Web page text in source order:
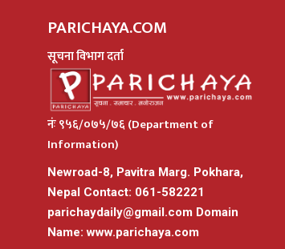
PARICHAYA.COM
सूचना विभाग दर्ता
नंः ९५६/०७५/७६ (Department of
Information)
Newroad-8, Pavitra Marg. Pokhara,
Nepal Contact: 061-582221
parichaydaily@gmail.com Domain
Name: www.parichaya.com